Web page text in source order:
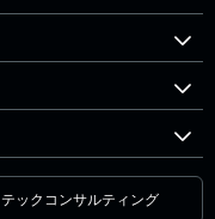
テックコンサルティング